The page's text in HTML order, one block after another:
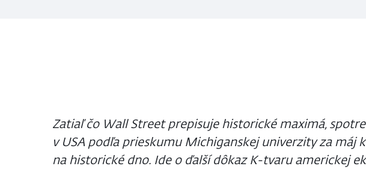
Zatiaľ čo Wall Street prepisuje historické maximá,
v USA podľa prieskumu Michiganskej univerzity za máj
na historické dno. Ide o ďalší dôkaz K-tvaru americkej